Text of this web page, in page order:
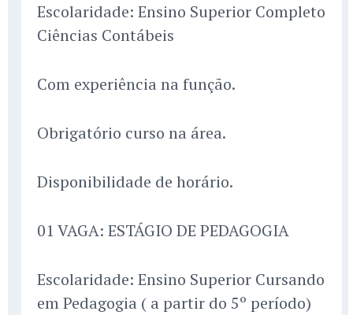
Escolaridade: Ensino Superior Completo
Ciências Contábeis
Com experiência na função.
Obrigatório curso na área.
Disponibilidade de horário.
01 VAGA: ESTÁGIO DE PEDAGOGIA
Escolaridade: Ensino Superior Cursando
em Pedagogia ( a partir do 5º período)